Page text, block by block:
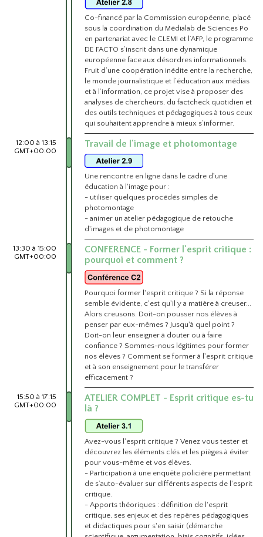
Co-financé par la Commission européenne, placé
sous la coordination du Médialab de Sciences Po
en partenariat avec le CLEMI et l’AFP, le programme
DE FACTO s’inscrit dans une dynamique
européenne face aux désordres informationnels.
Fruit d’une coopération inédite entre la recherche,
le monde journalistique et l’éducation aux médias
et à l’information, ce projet vise à proposer des
analyses de chercheurs, du factcheck quotidien et
des outils techniques et pédagogiques à tous ceux
qui souhaitent apprendre à mieux s’informer.
12:00 à 13:15
GMT+00:00
Travail de l'image et photomontage
Une rencontre en ligne dans le cadre d'une
éducation à l'image pour :
- utiliser quelques procédés simples de
photomontage
- animer un atelier pédagogique de retouche
d'images et de photomontage
13:30 à 15:00
GMT+00:00
CONFERENCE - Former l'esprit critique :
pourquoi et comment ?
Pourquoi former l'esprit critique ? Si la réponse
semble évidente, c'est qu'il y a matière à creuser...
Alors creusons. Doit-on pousser nos élèves à
penser par eux-mêmes ? Jusqu'à quel point ?
Doit-on leur enseigner à douter ou à faire
confiance ? Sommes-nous légitimes pour former
nos élèves ? Comment se former à l'esprit critique
et à son enseignement pour le transférer
efficacement ?
15:50 à 17:15
GMT+00:00
ATELIER COMPLET - Esprit critique es-tu
là ?
Avez-vous l'esprit critique ? Venez vous tester et
découvrez les éléments clés et les pièges à éviter
pour vous-même et vos élèves.
- Participation à une enquête policière permettant
de s’auto-évaluer sur différents aspects de l'esprit
critique.
- Apports théoriques : définition de l'esprit
critique, ses enjeux et des repères pédagogiques
et didactiques pour s'en saisir (démarche